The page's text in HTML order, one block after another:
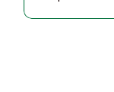
resultados